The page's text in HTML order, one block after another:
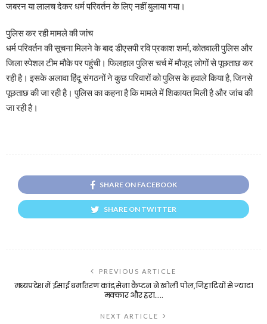
जबरन या लालच देकर धर्म परिवर्तन के लिए नहीं बुलाया गया।
पुलिस कर रही मामले की जांच
धर्म परिवर्तन की सूचना मिलने के बाद डीएसपी रवि प्रकाश शर्मा, कोतवाली पुलिस और
जिला स्पेशल टीम मौके पर पहुंची। फिलहाल पुलिस चर्च में मौजूद लोगों से पूछताछ कर
रही है। इसके अलावा हिंदू संगठनों ने कुछ परिवारों को पुलिस के हवाले किया है, जिनसे
पूछताछ की जा रही है। पुलिस का कहना है कि मामले में शिकायत मिली है और जांच की
जा रही है।
SHARE ON FACEBOOK
SHARE ON TWITTER
PREVIOUS ARTICLE
मध्यप्रदेश में ईसाई धर्मांतरण कांड,सेना कैप्टन ने खोली पोल,जिहादियों से ज्यादा
मक्कार और हरा…..
NEXT ARTICLE